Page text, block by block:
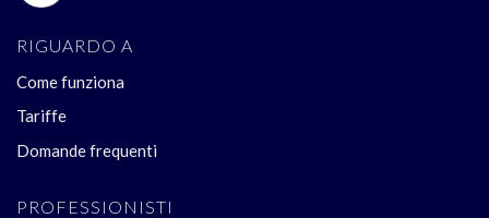
RIGUARDO A
Come funziona
Tariffe
Domande frequenti
PROFESSIONISTI